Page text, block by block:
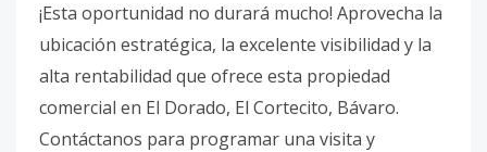
¡Esta oportunidad no durará mucho! Aprovecha la
ubicación estratégica, la excelente visibilidad y la
alta rentabilidad que ofrece esta propiedad
comercial en El Dorado, El Cortecito, Bávaro.
Contáctanos para programar una visita y